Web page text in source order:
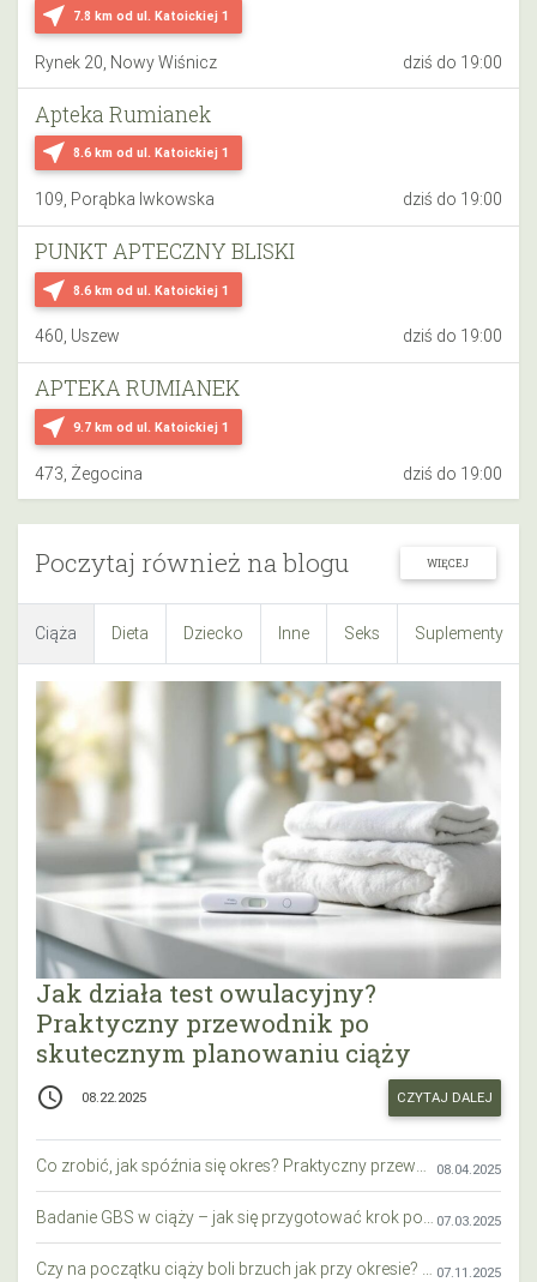
near_me 7.8 km od ul. Katoickiej 1
Rynek 20, Nowy Wiśnicz dziś do 19:00
near_me 8.6 km od ul. Katoickiej 1
Apteka Rumianek
109, Porąbka Iwkowska dziś do 19:00
near_me 8.6 km od ul. Katoickiej 1
PUNKT APTECZNY BLISKI
460, Uszew dziś do 19:00
near_me 9.7 km od ul. Katoickiej 1
APTEKA RUMIANEK
473, Żegocina dziś do 19:00
Poczytaj również na blogu WIĘCEJ
Ciąża Dieta Dziecko Inne Seks Suplementy
Jak działa test owulacyjny?
Praktyczny przewodnik po
skutecznym planowaniu ciąży
access_time 08.22.2025 CZYTAJ DALEJ
08.04.2025
07.03.2025
07.11.2025